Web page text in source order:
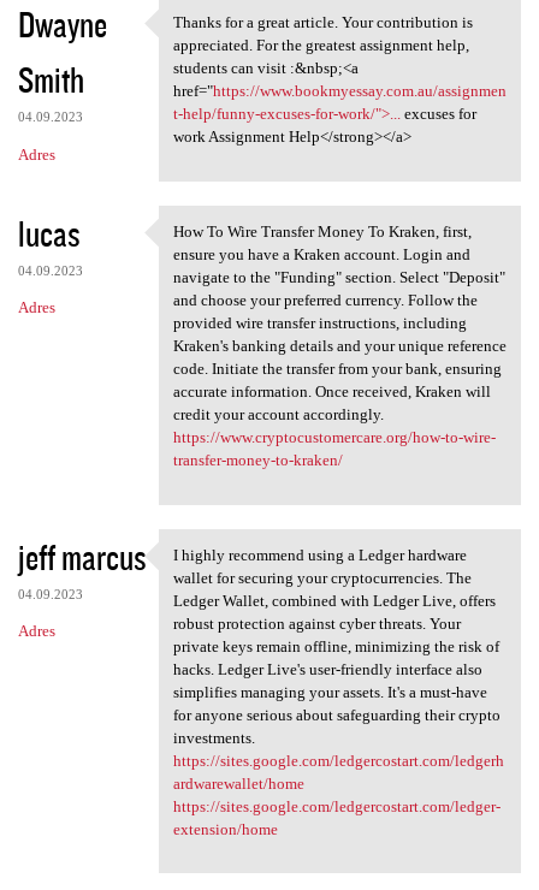
Dwayne
Smith
04.09.2023
Adres
Thanks for a great article.
Thanks for a great article. Your contribution is
appreciated. For the greatest assignment help,
students can visit :&nbsp;<a
href="https://www.bookmyessay.com.au/assignmen
t-help/funny-excuses-for-work/">...excuses for
work Assignment Help</strong></a>
lucas
04.09.2023
Adres
How To Wire Transfer Money To
How To Wire Transfer Money To Kraken, first,
ensure you have a Kraken account. Login and
navigate to the "Funding" section. Select "Deposit"
and choose your preferred currency. Follow the
provided wire transfer instructions, including
Kraken's banking details and your unique reference
code. Initiate the transfer from your bank, ensuring
accurate information. Once received, Kraken will
credit your account accordingly.
https://www.cryptocustomercare.org/how-to-wire-
transfer-money-to-kraken/
jeff marcus
04.09.2023
Adres
I highly recommend using a
I highly recommend using a Ledger hardware
wallet for securing your cryptocurrencies. The
Ledger Wallet, combined with Ledger Live, offers
robust protection against cyber threats. Your
private keys remain offline, minimizing the risk of
hacks. Ledger Live's user-friendly interface also
simplifies managing your assets. It's a must-have
for anyone serious about safeguarding their crypto
investments.
https://sites.google.com/ledgercostart.com/ledgerh
ardwarewallet/home
https://sites.google.com/ledgercostart.com/ledger-
extension/home